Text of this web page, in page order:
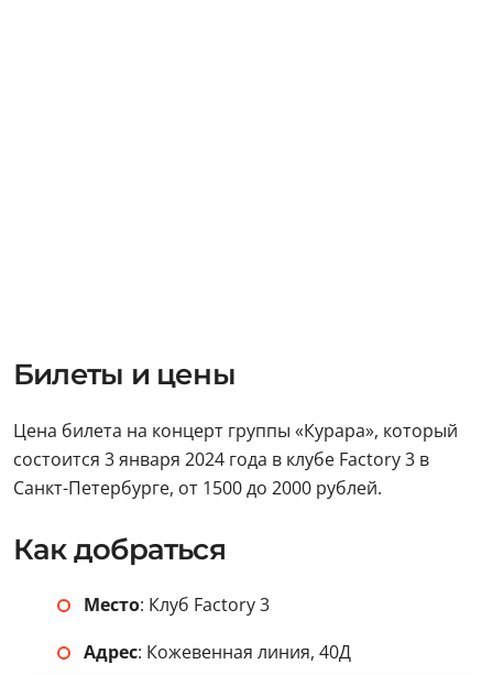
Билеты и цены
Цена билета на концерт группы «Курара», который
состоится 3 января 2024 года в клубе Factory 3 в
Санкт-Петербурге, от 1500 до 2000 рублей.
Как добраться
Место: Клуб Factory 3
Адрес: Кожевенная линия, 40Д